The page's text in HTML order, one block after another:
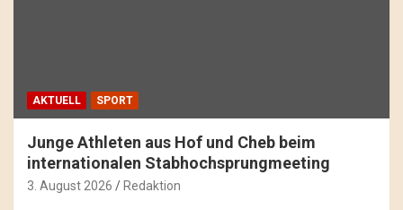
AKTUELL SPORT
Junge Athleten aus Hof und Cheb beim
internationalen Stabhochsprungmeeting
3. August 2026 Redaktion